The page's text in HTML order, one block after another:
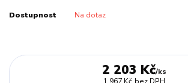
Dostupnost Na dotaz
2 203 Kč/ks
1 967 Kč bez DPH